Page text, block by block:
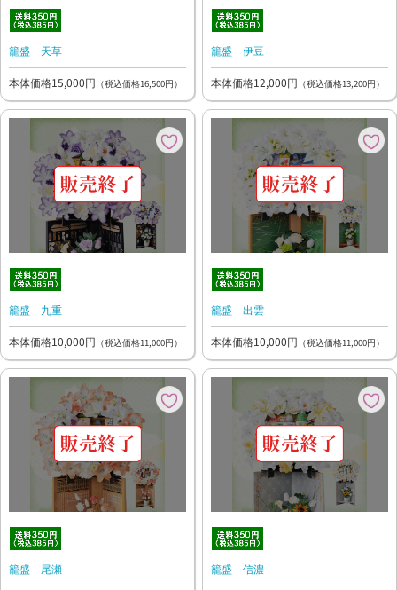
籠盛 天草
本体価格15,000円 （税込価格16,500円）
籠盛 伊豆
本体価格12,000円 （税込価格13,200円）
籠盛 九重
本体価格10,000円 （税込価格11,000円）
籠盛 出雲
本体価格10,000円 （税込価格11,000円）
籠盛 尾瀬 籠盛 信濃